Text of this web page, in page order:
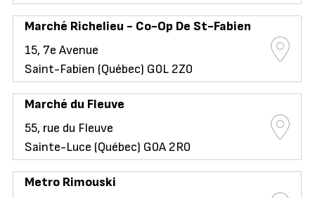
Marché Richelieu - Co-Op De St-Fabien
15, 7e Avenue
Saint-Fabien (Québec) G0L 2Z0
Marché du Fleuve
55, rue du Fleuve
Sainte-Luce (Québec) G0A 2R0
Metro Rimouski